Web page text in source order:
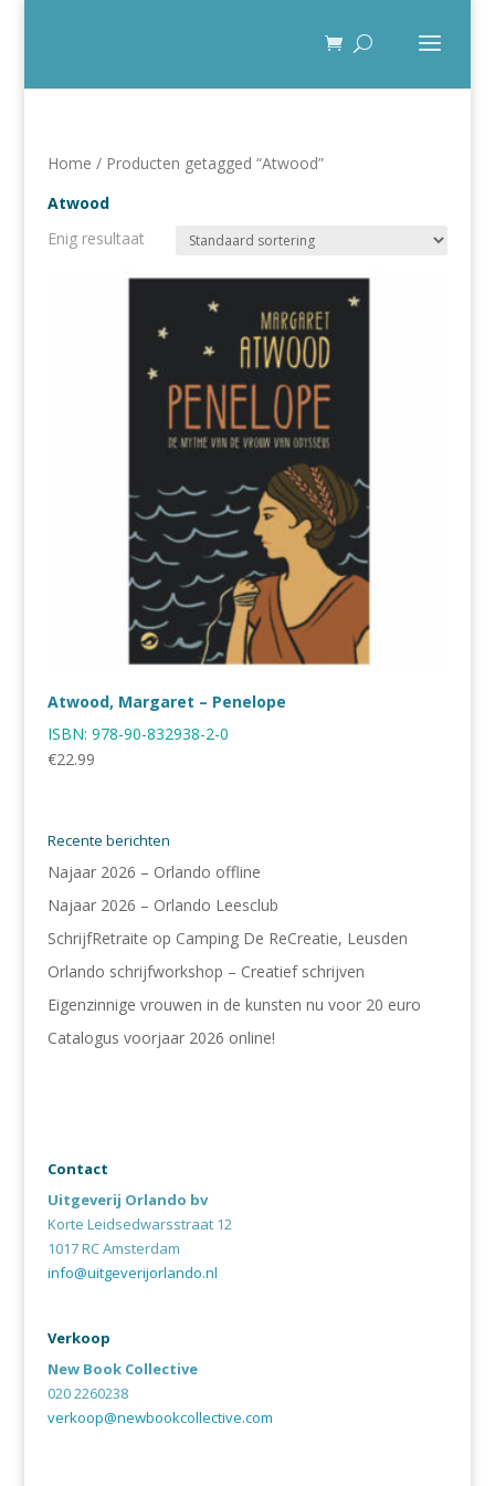
Home / Producten getagged “Atwood”
Atwood
Enig resultaat
Atwood, Margaret – Penelope
ISBN: 978-90-832938-2-0
€22.99
Recente berichten
Najaar 2026 – Orlando offline
Najaar 2026 – Orlando Leesclub
SchrijfRetraite op Camping De ReCreatie, Leusden
Orlando schrijfworkshop – Creatief schrijven
Eigenzinnige vrouwen in de kunsten nu voor 20 euro
Catalogus voorjaar 2026 online!
Contact
Uitgeverij Orlando bv
Korte Leidsedwarsstraat 12
1017 RC Amsterdam
info@uitgeverijorlando.nl
Verkoop
New Book Collective
020 2260238
verkoop@newbookcollective.com